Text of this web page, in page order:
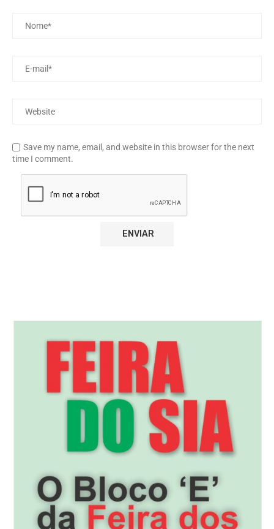
Save my name, email, and website in this browser for the next
time I comment.